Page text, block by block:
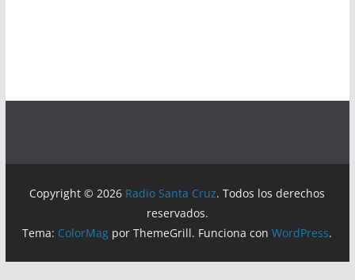
Copyright © 2026 Radio Santa Cruz. Todos los derechos
reservados.
Tema: ColorMag por ThemeGrill. Funciona conWordPress.